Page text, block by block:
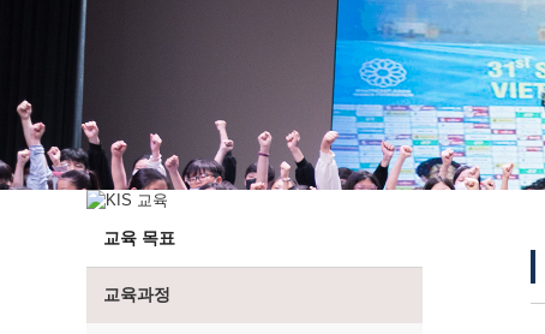
교직원현황
학생현황
위치/전화
전경사진
교육 목표
교육과정